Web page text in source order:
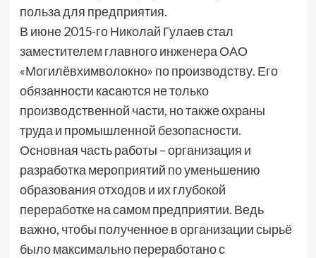
польза для предприятия.
В июне 2015-го Николай Гулаев стал
заместителем главного инженера ОАО
«Могилёвхимволокно» по производству. Его
обязанности касаются не только
производственной части, но также охраны
труда и промышленной безопасности.
Основная часть работы – организация и
разработка мероприятий по уменьшению
образования отходов и их глубокой
переработке на самом предприятии. Ведь
важно, чтобы полученное в организации сырьё
было максимально переработано с